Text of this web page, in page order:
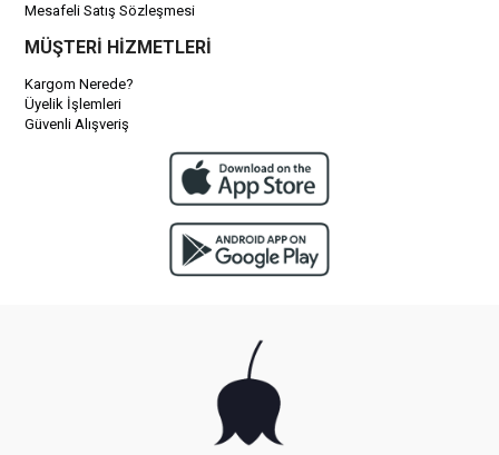
Mesafeli Satış Sözleşmesi
MÜŞTERİ HİZMETLERİ
Kargom Nerede?
Üyelik İşlemleri
Güvenli Alışveriş